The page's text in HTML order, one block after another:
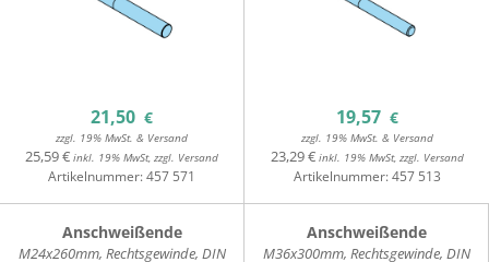
21,50 €
zzgl. 19% MwSt. & Versand
25,59 € inkl. 19% MwSt, zzgl. Versand
Artikelnummer:457 571
19,57 €
zzgl. 19% MwSt. & Versand
23,29 €inkl. 19% MwSt, zzgl. Versand
Artikelnummer:457 513
Anschweißende
M24x260mm, Rechtsgewinde, DIN
Anschweißende
M36x300mm, Rechtsgewinde, DIN